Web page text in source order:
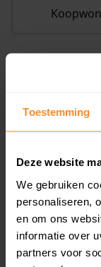
Toestemming
Deze website
We gebruiken
personaliseren,
en om ons
informatie over
partners voor